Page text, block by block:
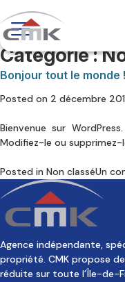
to
content
Programmes neufs
Logements récents
Comprendre les aides à
Qui sommes-nous ?
Découvrir CMK
Nos agences
Nos clients
Catégorie :
Bonjour tout le monde !
Posted on 2 décembre
Bienvenue sur
Modifiez-le ou supprimez-
Posted in Non classéUn
Agence indépendante,
propriété. CMK propose
réduite sur toute l’Île-de-